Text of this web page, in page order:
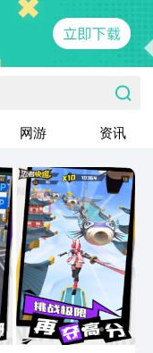
网游 资讯